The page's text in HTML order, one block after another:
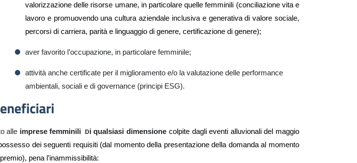
valorizzazione delle risorse umane, in particolare quelle femminili (conciliazione vita e
lavoro e promuovendo una cultura aziendale inclusiva e generativa di valore sociale,
percorsi di carriera, parità e linguaggio di genere, certificazione di genere);
aver favorito l’occupazione, in particolare femminile;
attività anche certificate per il miglioramento e/o la valutazione delle performance
ambientali, sociali e di governance (principi ESG).
alle imprese femminili Di qualsiasi dimensione colpite dagli eventi alluvionali del maggio
dei seguenti requisiti (dal momento della presentazione della domanda al momento
pena l’inammissibilità: